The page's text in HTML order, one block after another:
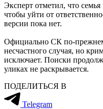
Эксперт отметил, что
чтобы уйти от
версии пока нет.
Официально СК по-
несчастного случая, но
исключает. Поиски
уликах не раскрывается.
ПОДЕЛИТЬСЯ В
Telegram